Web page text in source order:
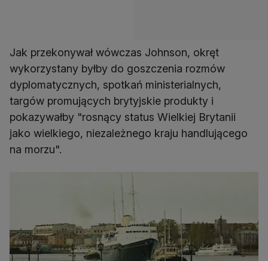
Jak przekonywał wówczas Johnson, okręt
wykorzystany byłby do goszczenia rozmów
dyplomatycznych, spotkań ministerialnych,
targów promujących brytyjskie produkty i
pokazywałby "rosnący status Wielkiej Brytanii
jako wielkiego, niezależnego kraju handlującego
na morzu".